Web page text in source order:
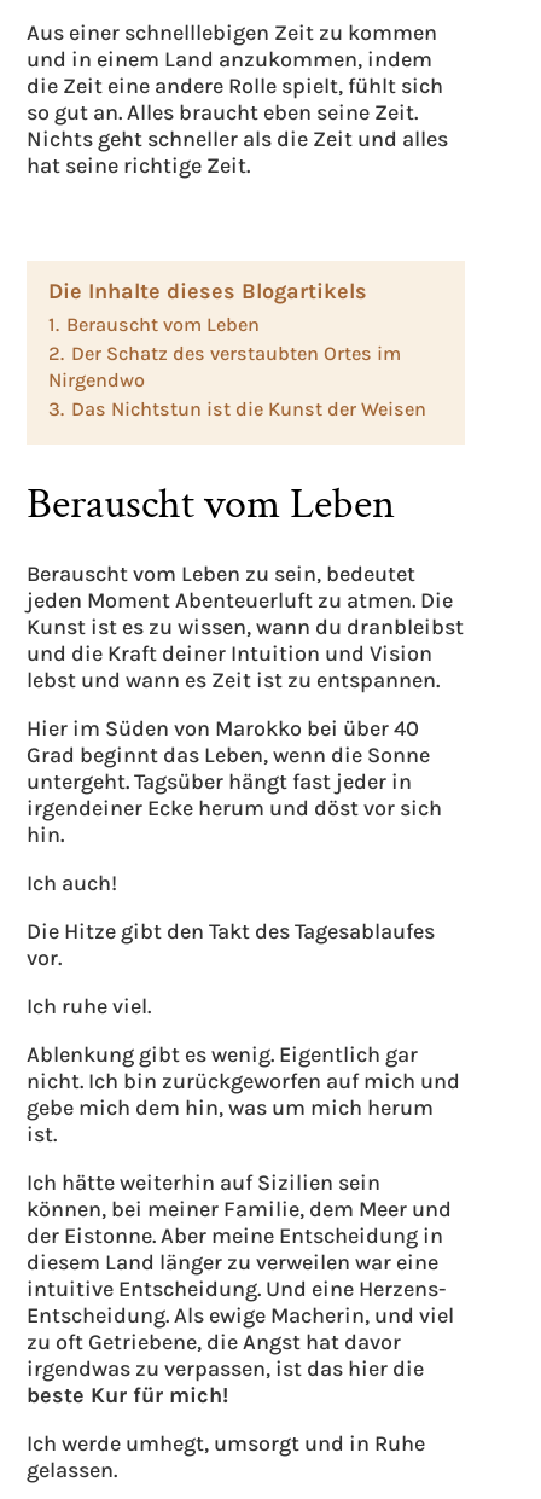
Aus einer schnelllebigen Zeit zu kommen
und in einem Land anzukommen, indem
die Zeit eine andere Rolle spielt, fühlt sich
so gut an. Alles braucht eben seine Zeit.
Nichts geht schneller als die Zeit und alles
hat seine richtige Zeit.
Die Inhalte dieses Blogartikels
1. Berauscht vom Leben
2. Der Schatz des verstaubten Ortes im
Nirgendwo
3. Das Nichtstun ist die Kunst der Weisen
Berauscht vom Leben
Berauscht vom Leben zu sein, bedeutet
jeden Moment Abenteuerluft zu atmen. Die
Kunst ist es zu wissen, wann du dranbleibst
und die Kraft deiner Intuition und Vision
lebst und wann es Zeit ist zu entspannen.
Hier im Süden von Marokko bei über 40
Grad beginnt das Leben, wenn die Sonne
untergeht. Tagsüber hängt fast jeder in
irgendeiner Ecke herum und döst vor sich
hin.
Ich auch!
Die Hitze gibt den Takt des Tagesablaufes
vor.
Ich ruhe viel.
Ablenkung gibt es wenig. Eigentlich gar
nicht. Ich bin zurückgeworfen auf mich und
gebe mich dem hin, was um mich herum
ist.
Ich hätte weiterhin auf Sizilien sein
können, bei meiner Familie, dem Meer und
der Eistonne. Aber meine Entscheidung in
diesem Land länger zu verweilen war eine
intuitive Entscheidung. Und eine Herzens-
Entscheidung. Als ewige Macherin, und viel
zu oft Getriebene, die Angst hat davor
irgendwas zu verpassen, ist das hier die
beste Kur für mich!
Ich werde umhegt, umsorgt und in Ruhe
gelassen.